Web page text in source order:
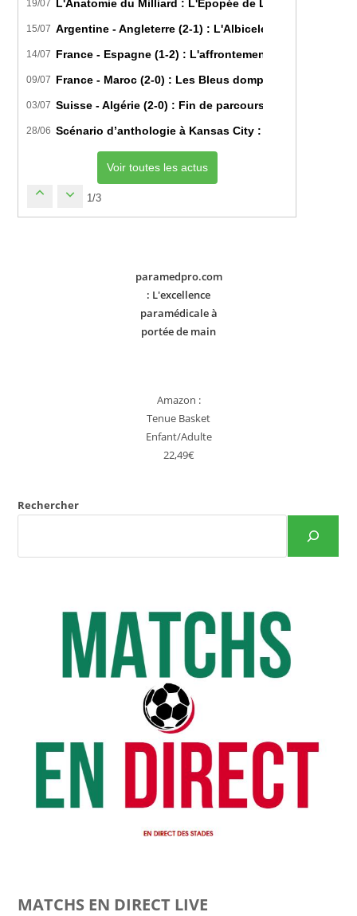
19/07 L'Anatomie du Milliard : L'Épopée de Lamine Yamal du
15/07 Argentine - Angleterre (2-1) : L'Albiceleste renverse
14/07 France - Espagne (1-2) : L'affrontement tactique
09/07 France - Maroc (2-0) : Les Bleus domptent les Lions
03/07 Suisse - Algérie (2-0) : Fin de parcours pour les
28/06 Scénario d’anthologie à Kansas City : L’Algérie
Voir toutes les actus
1/3
paramedpro.com
: L'excellence
paramédicale à
portée de main
Amazon :
Tenue Basket
Enfant/Adulte
22,49€
Rechercher
MATCHS EN DIRECT LIVE